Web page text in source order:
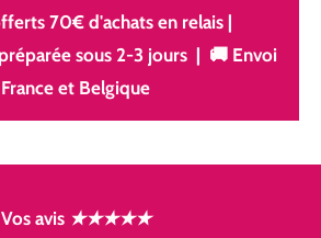
70€ d'achats en relais |
sous 2-3 jours | 🚚 Envoi
France et Belgique
Vos avis ★★★★★